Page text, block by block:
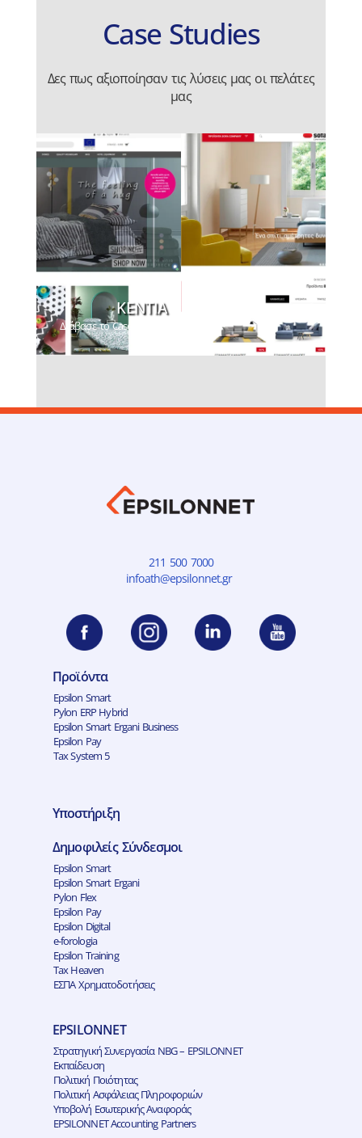
Case Studies
Δες πως αξιοποίησαν τις λύσεις μας οι πελάτες
μας
ΚΕΝΤΙΑ
Διάβασε το Case Study
211 500 7000
infoath@epsilonnet.gr
Προϊόντα
Epsilon Smart
Pylon ERP Hybrid
Epsilon Smart Ergani Business
Epsilon Pay
Tax System 5
Υποστήριξη
Δημοφιλείς Σύνδεσμοι
Epsilon Smart
Epsilon Smart Ergani
Pylon Flex
Epsilon Pay
Epsilon Digital
e-forologia
Epsilon Training
Tax Heaven
ΕΣΠΑ Χρηματοδοτήσεις
EPSILONNET
Στρατηγική Συνεργασία NBG – EPSILONNET
Εκπαίδευση
Πολιτική Ποιότητας
Πολιτική Ασφάλειας Πληροφοριών
Υποβολή Εσωτερικής Αναφοράς
EPSILONNET Accounting Partners